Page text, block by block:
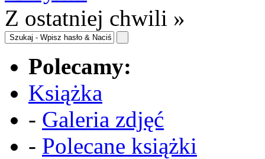
Z ostatniej chwili »
Polecamy:
Książka
- Galeria zdjęć
- Polecane książki